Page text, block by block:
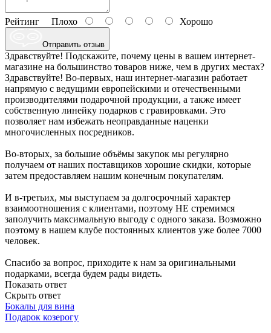
Рейтинг Плохо Хорошо
Отправить отзыв
Здравствуйте! Подскажите, почему цены в вашем интернет-
магазине на большинство товаров ниже, чем в других местах?
Здравствуйте! Во-первых, наш интернет-магазин работает
напрямую с ведущими европейскими и отечественными
производителями подарочной продукции, а также имеет
собственную линейку подарков с гравировками. Это
позволяет нам избежать неоправданные наценки
многочисленных посредников.
Во-вторых, за большие объёмы закупок мы регулярно
получаем от наших поставщиков хорошие скидки, которые
затем предоставляем нашим конечным покупателям.
И в-третьих, мы выступаем за долгосрочный характер
взаимоотношения с клиентами, поэтому НЕ стремимся
заполучить максимальную выгоду с одного заказа. Возможно
поэтому в нашем клубе постоянных клиентов уже более 7000
человек.
Спасибо за вопрос, приходите к нам за оригинальными
подарками, всегда будем рады видеть.
Показать ответ
Скрыть ответ
Бокалы для вина
Подарок козерогу